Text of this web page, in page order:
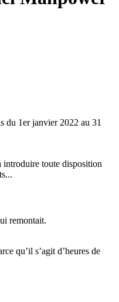
du 1er janvier 2022 au 31
introduire toute disposition
remontait.
qu’il s’agit d’heures de